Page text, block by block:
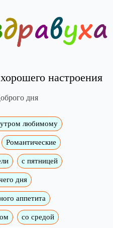
настроения
дня
любимому
Романтические
c пятницей
дня
аппетита
со средой